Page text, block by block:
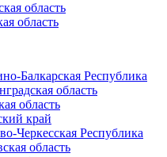
область
область
Балкарская Республика
область
область
край
Черкесская Республика
область